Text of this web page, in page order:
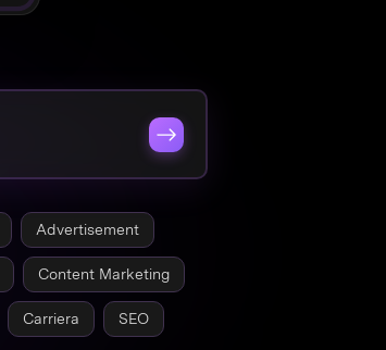
Advertisement
Content Marketing
Carriera SEO